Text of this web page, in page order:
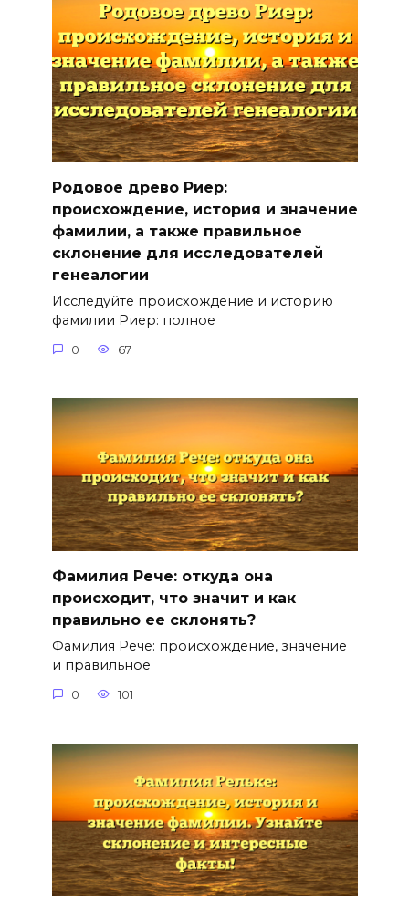
Родовое древо Риер:
происхождение, история и значение
фамилии, а также правильное
склонение для исследователей
генеалогии
Исследуйте происхождение и историю
фамилии Риер: полное
0 67
Фамилия Рече: откуда она
происходит, что значит и как
правильно ее склонять?
Фамилия Рече: происхождение, значение
и правильное
0 101